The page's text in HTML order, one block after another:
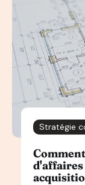
Stratégie
d'affaires